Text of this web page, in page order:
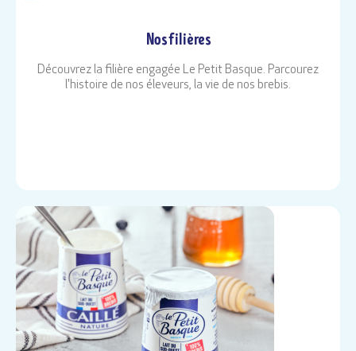
Nos filières
Découvrez la filière engagée Le Petit Basque. Parcourez
l'histoire de nos éleveurs, la vie de nos brebis.